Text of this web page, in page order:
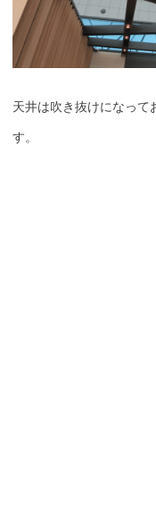
天井は吹き抜けになって
す。